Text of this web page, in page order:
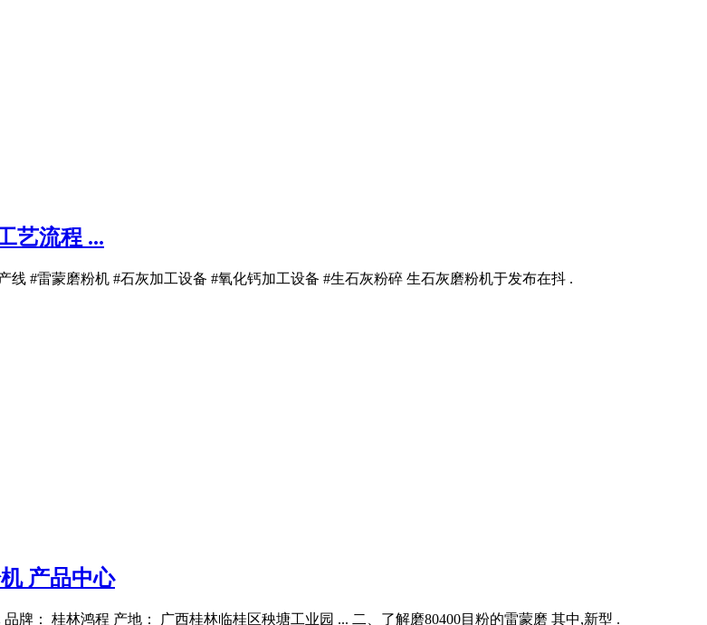
艺流程 ...
#雷蒙磨粉机 #石灰加工设备 #氧化钙加工设备 #生石灰粉碎 生石灰磨粉机于发布在抖 .
产品中心
牌： 桂林鸿程 产地： 广西桂林临桂区秧塘工业园 ... 二、了解磨80400目粉的雷蒙磨 其中,新型 .